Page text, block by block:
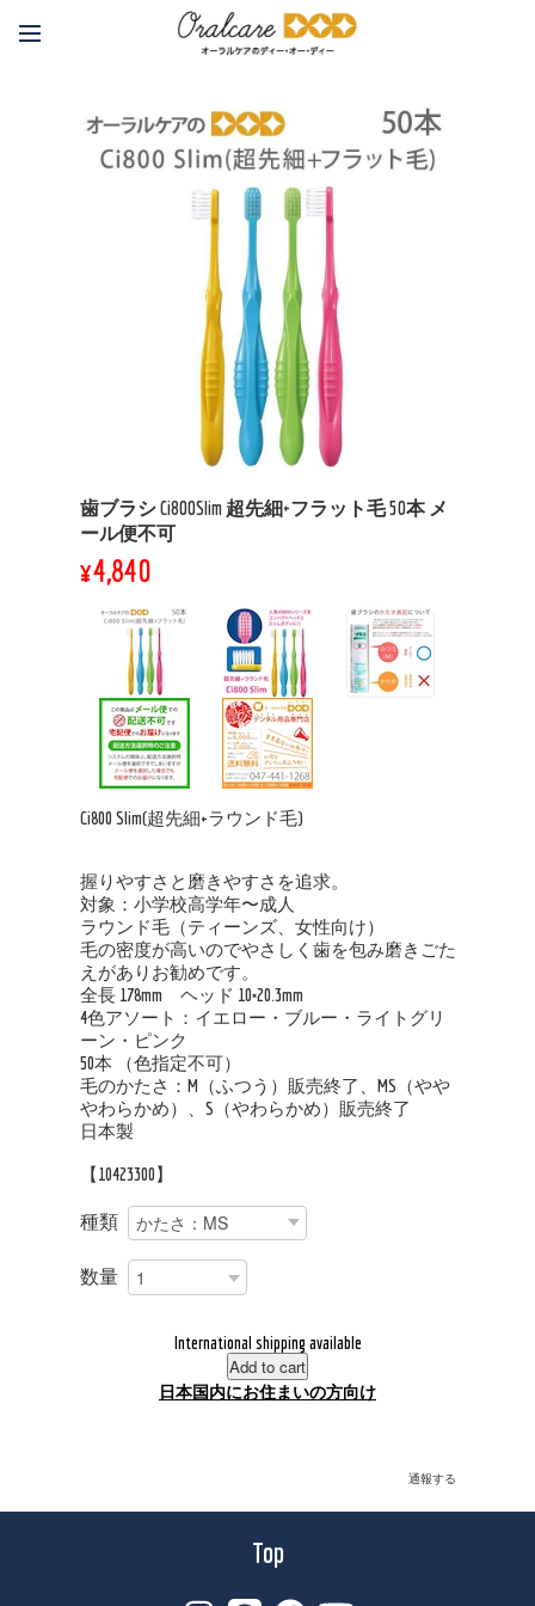
歯ブラシ Ci800Slim 超先細+フラット毛 50本 メ
ール便不可
¥4,840
Ci800 Slim(超先細+ラウンド毛)
握りやすさと磨きやすさを追求。
対象：小学校高学年〜成人
ラウンド毛（ティーンズ、女性向け）
毛の密度が高いのでやさしく歯を包み磨きごた
えがありお勧めです。
全長 178mm ヘッド 10×20.3mm
4色アソート：イエロー・ブルー・ライトグリ
ーン・ピンク
50本 （色指定不可）
毛のかたさ：M（ふつう）販売終了、MS（やや
やわらかめ）、S（やわらかめ）販売終了
日本製
【10423300】
種類
数量
International shipping available
Add to cart
日本国内にお住まいの方向け
通報する
Top